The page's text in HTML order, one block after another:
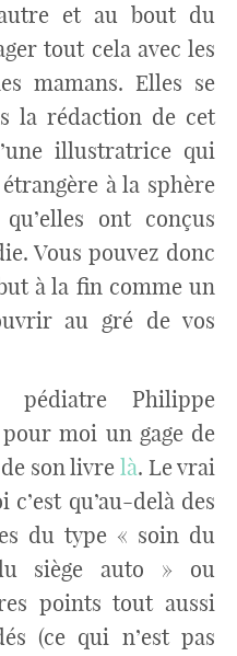
et au bout du
tout cela avec les
mamans. Elles se
la rédaction de cet
illustratrice qui
à la sphère
ont conçus
Vous pouvez donc
à la fin comme un
au gré de vos
Philippe
moi un gage de
son livrelà. Le vrai
qu’au-delà des
du type « soin du
siège auto » ou
points tout aussi
(ce qui n’est pas